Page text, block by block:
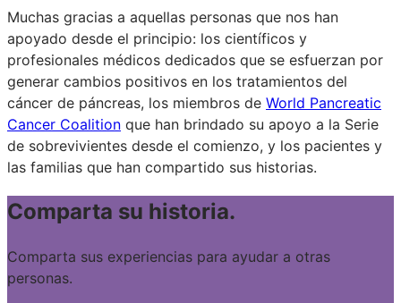
Muchas gracias a aquellas personas que nos han
apoyado desde el principio: los científicos y
profesionales médicos dedicados que se esfuerzan por
generar cambios positivos en los tratamientos del
cáncer de páncreas, los miembros de World Pancreatic
Cancer Coalition que han brindado su apoyo a la Serie
de sobrevivientes desde el comienzo, y los pacientes y
las familias que han compartido sus historias.
Comparta su historia.
Comparta sus experiencias para ayudar a otras
personas.